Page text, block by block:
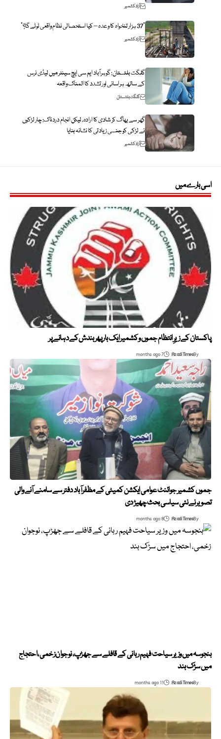
آزاد کشمیر
“37 ہزار تنخواہ کا وعدہ – کیا استحصالی نظام واقعی ٹوٹے گا؟”
آزاد کشمیر
گلگت بلتستان: گوہرآباد ایم سی ایچ سینٹر میں لیڈی نرس
کے ساتھ ہراسانی اور تشدد کا المناک واقعہ
گلگت بلتستان
گھر سے بھاگ کر شادی کا ارادہ، لیکن انجام دردناک: چار لڑکوں
نے لڑکی کو جنسی زیادتی کا نشانہ بنایا
آزاد کشمیر
اسی بارے میں
پاکستان کے زیرِ انتظام جموں و کشمیر ایک بار پھر بندش کے دہانے پر
By
Azadi Times
7 months ago
جموں کشمیر جوائنٹ عوامی ایکشن کمیٹی کے مظفرآباد دفتر سے سامنے آنے والی
تصویر نے نئی سیاسی بحث چھیڑ دی
By
Azadi Times
8 months ago
بنجوسہ میں وزیر سیاحت فہیم ربانی کے قافلے سے جھڑپ، نوجوان زخمی، احتجاج
میں سڑک بند
By
Azadi Times
11 months ago